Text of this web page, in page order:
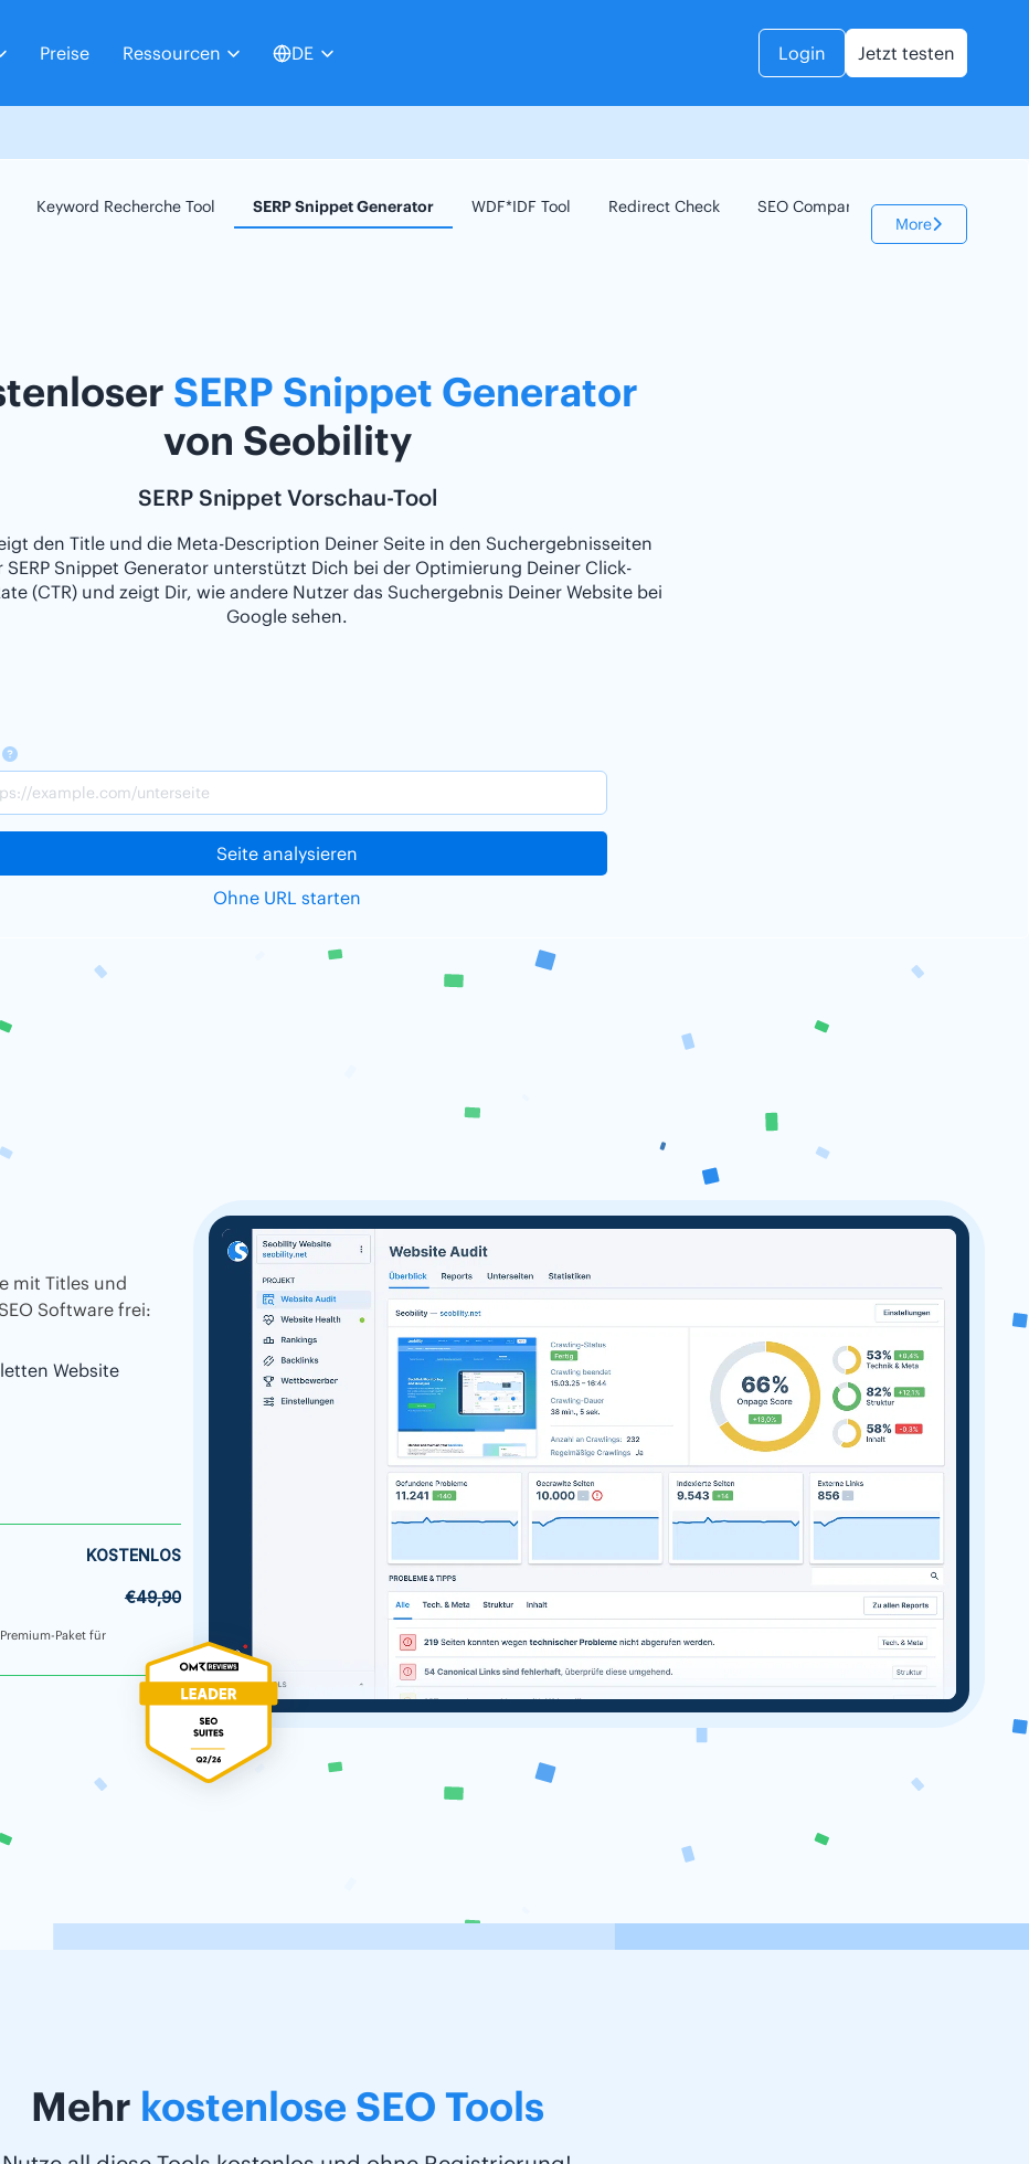
Preise Ressourcen DE Login Jetzt testen
Keyword Recherche Tool SERP Snippet Generator WDF*IDF Tool Redirect Check SEO Compare
Keyword Check
More
SERP Snippet Generator
von Seobility
SERP Snippet Vorschau-Tool
den Title und die Meta-Description Deiner Seite in den Suchergebnisseiten
SERP Snippet Generator unterstützt Dich bei der Optimierung Deiner Click-
(CTR) und zeigt Dir, wie andere Nutzer das Suchergebnis Deiner Website bei
Google sehen.
Seite analysieren
Ohne URL starten
mit Titles und
Software frei:
Website
KOSTENLOS
€49,90
Paket für
Mehr kostenlose SEO Tools